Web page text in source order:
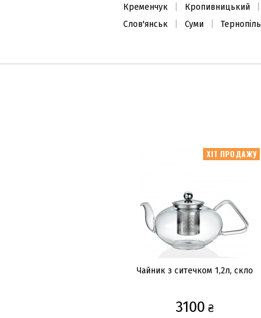
Кременчук
Кропивницький
Слов'янськ
Суми Тернопіль
ХІТ ПРОДАЖУ
Чайник з ситечком 1,2л, скло
3100 ₴